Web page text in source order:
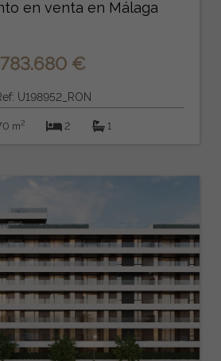
en venta en Málaga
783.680 €
U198952_RON
m2 2 1